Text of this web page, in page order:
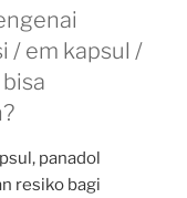
/ em kapsul /
panadol
resiko bagi